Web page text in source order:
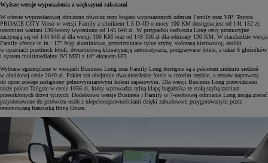
Wyższe wersje wyposażenia z większymi rabatami
W ofercie wyprzedażowej obniżono również ceny bogato wyposażonych odmian Family oraz VIP. Toyota
PROACE CITY Verso w wersji Family z silnikiem 1.5 D-4D o mocy 100 KM dostępna jest od 141 152 zł,
natomiast wariant 130-konny wyceniono od 145 640 zł. W przypadku nadwozia Long ceny promocyjne
zaczynają się od 144 848 zł dla wersji 100 KM oraz od 149 336 zł dla odmiany 130 KM. W standardzie wersja
Family oferuje m.in.: 17” felgi aluminiowe, przyciemniane tylne szyby, skórzaną kierownicę, stoliki
w oparciach przednich foteli, dwustrefową klimatyzację automatyczną, podgrzewane fotele, a także 6 głośników
i system multimedialny IVI MID z 10” ekranem HD.
Wybrane egzemplarze w wersjach Business Long oraz Family Long dostępne są z pakietem siedmiu siedzeń
w obniżonej cenie 2640 zł. Pakiet ten obejmuje dwa niezależne fotele w trzecim rzędzie, a zestaw naprawczy
do opon zostaje zastąpiony pełnowymiarowym kołem zapasowym. Dla wersji Business Long przewidziano
także pakiet Tailgate w cenie 1056 zł, który wprowadza tylną klapę bagażnika ze stałą szybą zamiast
przeszklonych drzwi tylnych. Dodatkowo wersje Business i Family w 7-osobowej odmianie Long mogą zostać
przystosowane do przewozu osób z niepełnosprawnościami dzięki zabudowom przygotowanym przez
renomowaną francuską firmę Gruau.